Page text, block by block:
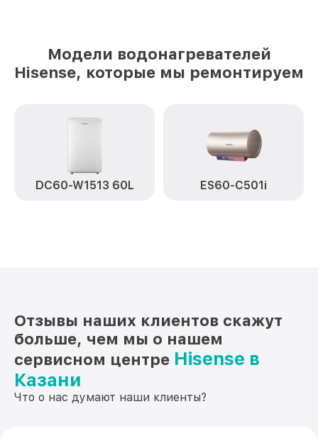
Модели водонагревателей
Hisense, которые мы ремонтируем
DC60-W1513 60L ES60-C501i
Отзывы наших клиентов скажут
больше, чем мы о нашем
сервисном центре Hisense в
Казани
Что о нас думают наши клиенты?